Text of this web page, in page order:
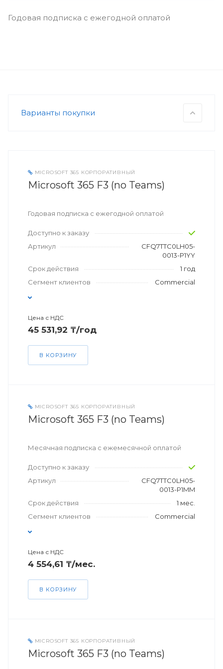
Годовая подписка с ежегодной оплатой
Варианты покупки
MICROSOFT 365 КОРПОРАТИВНЫЙ
Microsoft 365 F3 (no Teams)
Годовая подписка с ежегодной оплатой
Доступно к заказу
Артикул
CFQ7TTC0LH05-
0013-P1YY
Срок действия
1 год
Сегмент клиентов
Commercial
Цена с НДС
45 531,92 ₸/год
В КОРЗИНУ
MICROSOFT 365 КОРПОРАТИВНЫЙ
Microsoft 365 F3 (no Teams)
Месячная подписка с ежемесячной оплатой
Доступно к заказу
Артикул
CFQ7TTC0LH05-
0013-P1MM
Срок действия
1 мес.
Сегмент клиентов
Commercial
Цена с НДС
4 554,61 ₸/мес.
В КОРЗИНУ
MICROSOFT 365 КОРПОРАТИВНЫЙ
Microsoft 365 F3 (no Teams)